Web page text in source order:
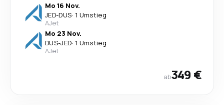
Mo 16 Nov.
JED-DUS· 1 Umstieg
AJet
Mo 23 Nov.
DUS-JED· 1 Umstieg
AJet
ab349 €